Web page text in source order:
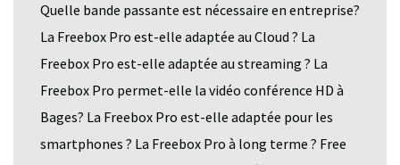
Quelle bande passante est nécessaire en entreprise?
La Freebox Pro est-elle adaptée au Cloud ? La
Freebox Pro est-elle adaptée au streaming ? La
Freebox Pro permet-elle la vidéo conférence HD à
Bages? La Freebox Pro est-elle adaptée pour les
smartphones ? La Freebox Pro à long terme ? Free